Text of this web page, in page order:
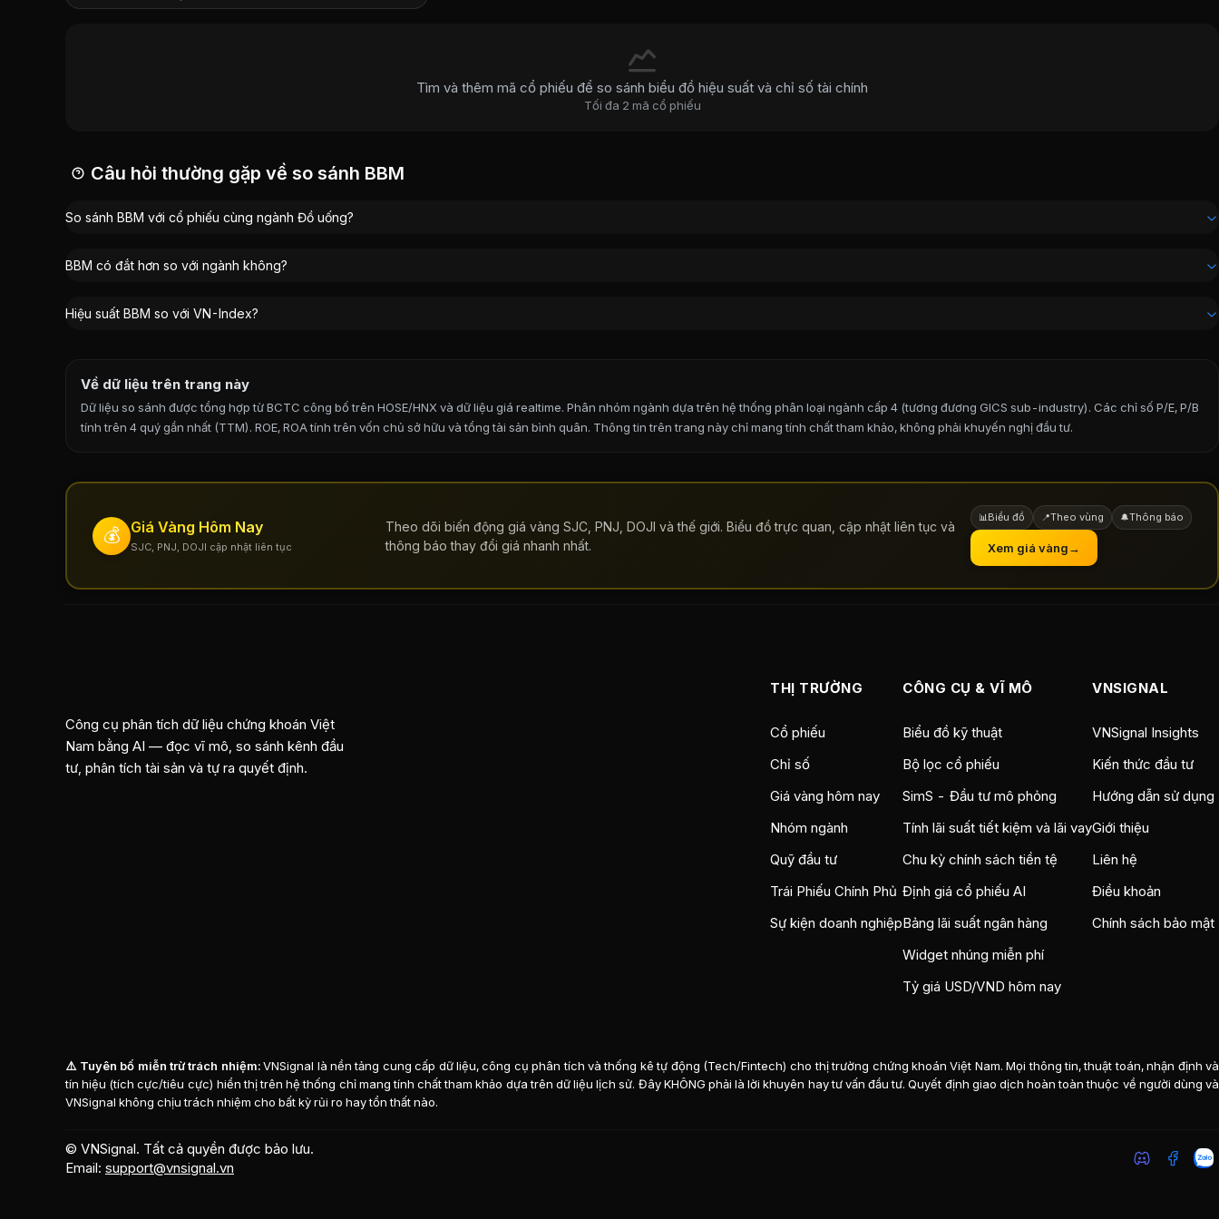
Nguyễn Thạc Dũng: 7,05%
Tìm và thêm mã cổ phiếu để so sánh biểu đồ hiệu suất và chỉ số tài chính
Tối đa 2 mã cổ phiếu
Câu hỏi thường gặp về so sánh BBM
So sánh BBM với cổ phiếu cùng ngành Đồ uống?
BBM có đắt hơn so với ngành không?
Hiệu suất BBM so với VN-Index?
Về dữ liệu trên trang này
Dữ liệu so sánh được tổng hợp từ BCTC công bố trên HOSE/HNX và dữ liệu giá realtime. Phân nhóm ngành dựa trên hệ thống phân loại ngành cấp 4 (tương đương GICS sub-industry). Các chỉ số P/E, P/B
tính trên 4 quý gần nhất (TTM). ROE, ROA tính trên vốn chủ sở hữu và tổng tài sản bình quân. Thông tin trên trang này chỉ mang tính chất tham khảo, không phải khuyến nghị đầu tư.
💰 Giá Vàng Hôm Nay
SJC, PNJ, DOJI cập nhật liên tục
Theo dõi biến động giá vàng SJC, PNJ, DOJI và thế giới. Biểu đồ trực quan, cập nhật liên tục và
thông báo thay đổi giá nhanh nhất.
📊 Biểu đồ 📍Theo vùng 🔔Thông báo
Xem giá vàng→
Công cụ phân tích dữ liệu chứng khoán Việt
Nam bằng AI — đọc vĩ mô, so sánh kênh đầu
tư, phân tích tài sản và tự ra quyết định.
THỊ TRƯỜNG
Cổ phiếu
Chỉ số
Giá vàng hôm nay
Nhóm ngành
Quỹ đầu tư
Trái Phiếu Chính Phủ
Sự kiện doanh nghiệp
CÔNG CỤ & VĨ MÔ
Biểu đồ kỹ thuật
Bộ lọc cổ phiếu
SimS - Đầu tư mô phỏng
Tính lãi suất tiết kiệm và lãi vay
Chu kỳ chính sách tiền tệ
Định giá cổ phiếu AI
Bảng lãi suất ngân hàng
Widget nhúng miễn phí
Tỷ giá USD/VND hôm nay
VNSIGNAL
VNSignal Insights
Kiến thức đầu tư
Hướng dẫn sử dụng
Giới thiệu
Liên hệ
Điều khoản
Chính sách bảo mật
⚠️ Tuyên bố miễn trừ trách nhiệm: VNSignal là nền tảng cung cấp dữ liệu, công cụ phân tích và thống kê tự động (Tech/Fintech) cho thị trường chứng khoán Việt Nam. Mọi thông tin, thuật toán, nhận định và
tín hiệu (tích cực/tiêu cực) hiển thị trên hệ thống chỉ mang tính chất tham khảo dựa trên dữ liệu lịch sử. Đây KHÔNG phải là lời khuyên hay tư vấn đầu tư. Quyết định giao dịch hoàn toàn thuộc về người dùng và
VNSignal không chịu trách nhiệm cho bất kỳ rủi ro hay tổn thất nào.
© VNSignal. Tất cả quyền được bảo lưu.
Email: support@vnsignal.vn